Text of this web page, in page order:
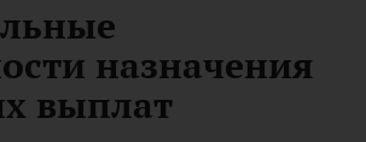
назначения
выплат